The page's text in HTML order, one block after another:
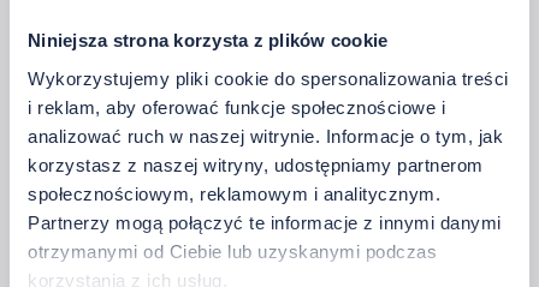
Niniejsza strona korzysta z plików cookie
Wykorzystujemy pliki cookie do spersonalizowania treści
i reklam, aby oferować funkcje społecznościowe i
analizować ruch w naszej witrynie. Informacje o tym, jak
korzystasz z naszej witryny, udostępniamy partnerom
społecznościowym, reklamowym i analitycznym.
Partnerzy mogą połączyć te informacje z innymi danymi
otrzymanymi od Ciebie lub uzyskanymi podczas
korzystania z ich usług.
•   Zabezpieczenia:
SCP / OVP / OTP / OCP
3. Wybierz sposób sterowania
Zdecyduj, jak chcesz kontrolować oświetlenie na co dzień.
MLR1
MONO
12 V DC - 24 V DC
→   Specyfikacja techniczna